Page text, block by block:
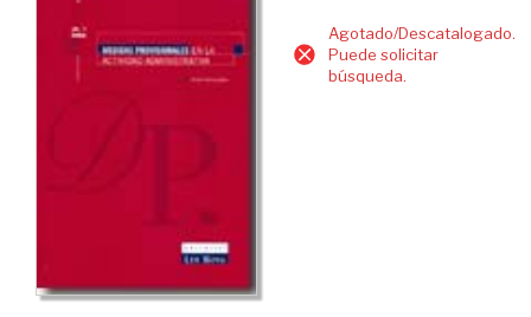
Agotado/Descatalogado.
Puede solicitar
búsqueda.